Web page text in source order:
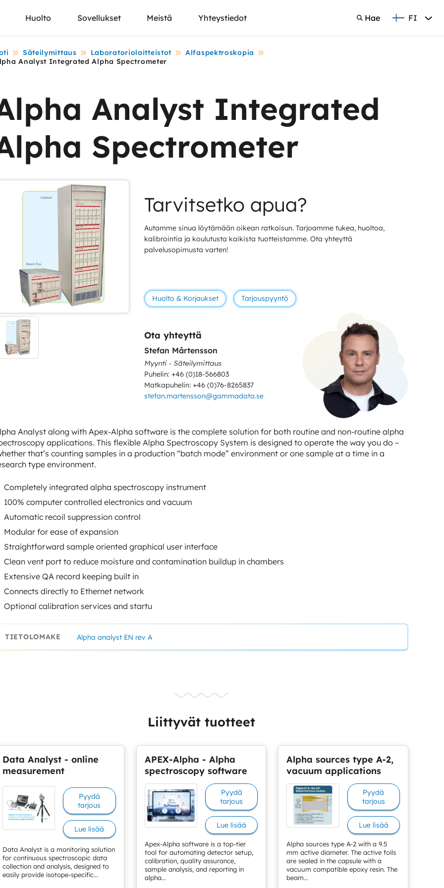
Huolto Sovellukset Meistä Yhteystiedot Hae
Hae Suomi
FI
Säteilymittaus Laboratoriolaitteistot
Alfaspektroskopia
Analyst Integrated Alpha Spectrometer
Analyst Integrated
Spectrometer
Tarvitsetko apua?
Autamme sinua löytämään oikean ratkaisun. Tarjoamme tukea, huoltoa,
kalibrointia ja koulutusta kaikista tuotteistamme. Ota yhteyttä
palvelusopimusta varten!
Huolto & Korjaukset Tarjouspyyntö
Analyst along with Apex-Alpha software is the complete solution for both routine and non-routine alpha
applications. This flexible Alpha Spectroscopy System is designed to operate the way you do –
that’s counting samples in a production “batch mode” environment or one sample at a time in a
type environment.
Completely integrated alpha spectroscopy instrument
100% computer controlled electronics and vacuum
Automatic recoil suppression control
Modular for ease of expansion
Straightforward sample oriented graphical user interface
Clean vent port to reduce moisture and contamination buildup in chambers
Extensive QA record keeping built in
Connects directly to Ethernet network
Optional calibration services and startu
TIETOLOMAKE Alpha analyst EN rev A
Ota yhteyttä
Stefan Mårtensson
Myynti - Säteilymittaus
Puhelin: +46 (0)18-566803
Matkapuhelin: +46 (0)76-8265837
stefan.martensson@gammadata.se
Liittyvät tuotteet
Data Analyst - online
measurement
Data Analyst is a monitoring solution
for continuous spectroscopic data
collection and analysis, designed to
easily provide isotope-specific...
Pyydä
tarjous
Lue lisää
APEX-Alpha - Alpha
spectroscopy software
Apex-Alpha software is a top-tier
tool for automating detector setup,
calibration, quality assurance,
sample analysis, and reporting in
alpha...
Pyydä
tarjous
Lue lisää
Alpha sources type A-2,
vacuum applications
Alpha sources type A-2 with a 9.5
mm active diameter. The active foils
are sealed in the capsule with a
vacuum compatible epoxy resin. The
beam...
Pyydä
tarjous
Lue lisää